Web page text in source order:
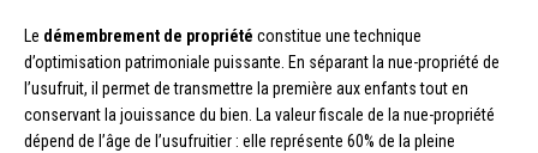
Le démembrement de propriété constitue une technique
d’optimisation patrimoniale puissante. En séparant la nue-propriété de
l’usufruit, il permet de transmettre la première aux enfants tout en
conservant la jouissance du bien. La valeur fiscale de la nue-propriété
dépend de l’âge de l’usufruitier : elle représente 60% de la pleine